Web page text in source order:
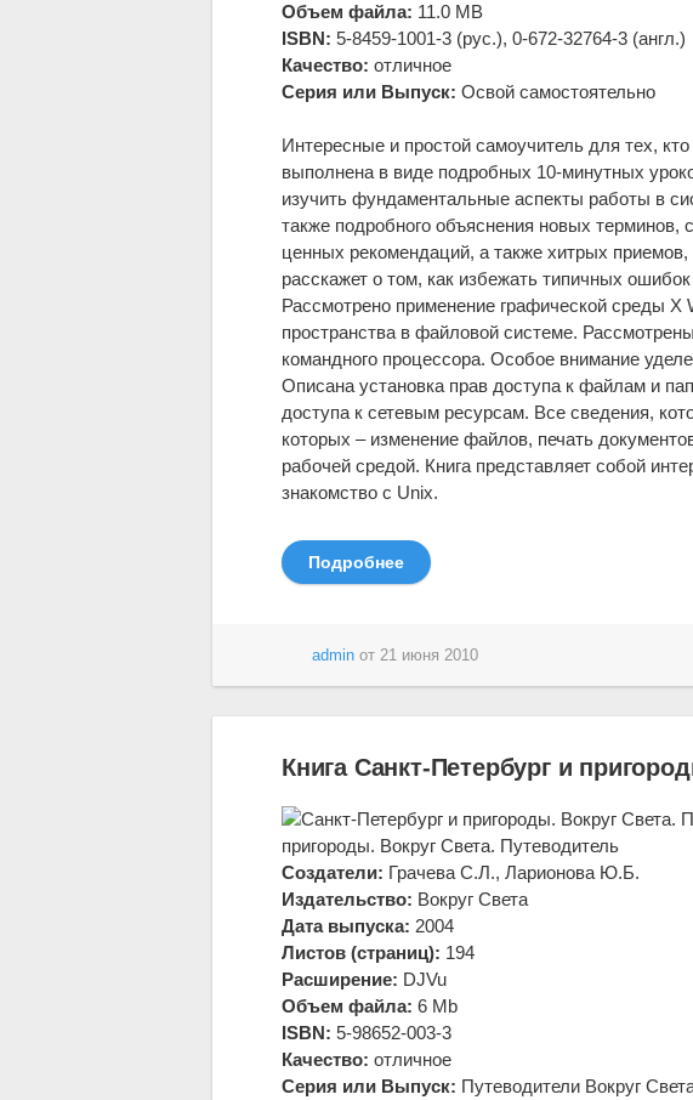
Объем файла: 11.0 MB
ISBN: 5-8459-1001-3 (рус.), 0-672-32764-3 (англ.)
Качество: отличное
Серия или Выпуск: Освой самостоятельно
Интересные и простой самоучитель для тех,
выполнена в виде подробных 10-минутных
изучить фундаментальные аспекты работы в
также подробного объяснения новых терминов,
ценных рекомендаций, а также хитрых приемов,
расскажет о том, как избежать типичных
Рассмотрено применение графической среды X
пространства в файловой системе.
командного процессора. Особое внимание
Описана установка прав доступа к файлам и
доступа к сетевым ресурсам. Все сведения,
которых – изменение файлов, печать
рабочей средой. Книга представляет собой
знакомство с Unix.
Подробнее
admin от 21 июня 2010
Книга Санкт-Петербург и
пригороды. Вокруг Света. Путеводитель
Создатели: Грачева С.Л., Ларионова Ю.Б.
Издательство: Вокруг Света
Дата выпуска: 2004
Листов (страниц): 194
Расширение: DJVu
Объем файла: 6 Mb
ISBN: 5-98652-003-3
Качество: отличное
Серия или Выпуск: Путеводители Вокруг